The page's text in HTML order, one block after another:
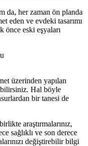
da, her zaman ön planda
eden ve evdeki tasarımı
önce eski eşyaları
üzerinden yapılan
Hal böyle
bir tanesi de
araştırmalarınız,
sağlıklı ve son derece
değiştirebilir bilgi